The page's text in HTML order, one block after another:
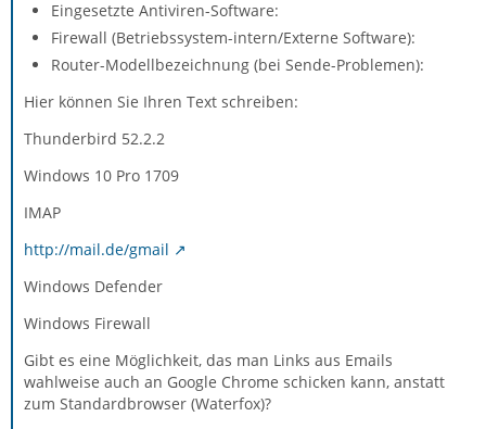
Eingesetzte Antiviren-Software:
Firewall (Betriebssystem-intern/Externe Software):
Router-Modellbezeichnung (bei Sende-Problemen):
Hier können Sie Ihren Text schreiben:
Thunderbird 52.2.2
Windows 10 Pro 1709
IMAP
http://mail.de/gmail
Windows Defender
Windows Firewall
Gibt es eine Möglichkeit, das man Links aus Emails
wahlweise auch an Google Chrome schicken kann, anstatt
zum Standardbrowser (Waterfox)?